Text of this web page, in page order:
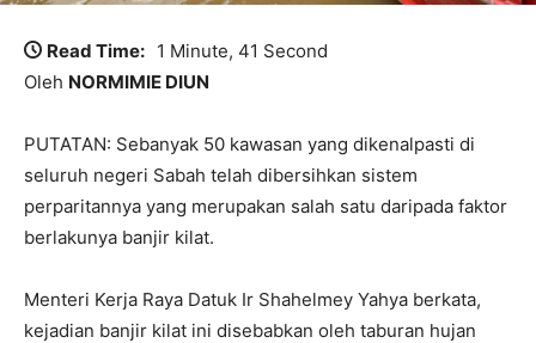
Read Time: 1 Minute, 41 Second
Oleh NORMIMIE DIUN
PUTATAN: Sebanyak 50 kawasan yang dikenalpasti di
seluruh negeri Sabah telah dibersihkan sistem
perparitannya yang merupakan salah satu daripada faktor
berlakunya banjir kilat.
Menteri Kerja Raya Datuk Ir Shahelmey Yahya berkata,
kejadian banjir kilat ini disebabkan oleh taburan hujan